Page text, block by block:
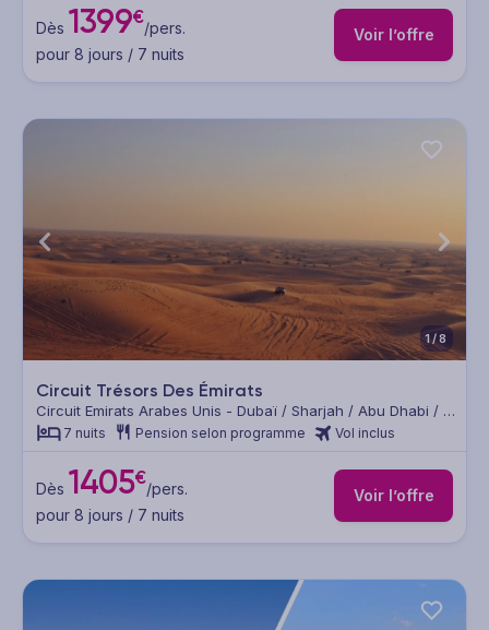
Dès 1399€/pers.
pour 8 jours / 7 nuits
Voir l’offre
1/8
Circuit Trésors Des Émirats
Circuit Emirats Arabes Unis - Dubaï / Sharjah / Abu Dhabi / Al
Aïn Desert
7 nuits Pension selon programme Vol inclus
Dès 1405€/pers.
pour 8 jours / 7 nuits
Voir l’offre